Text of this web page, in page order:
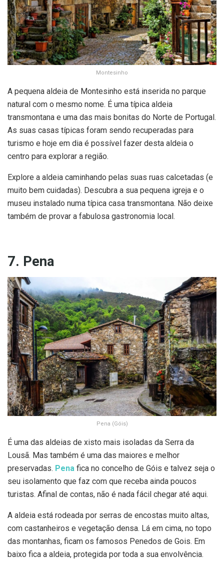
Montesinho
A pequena aldeia de Montesinho está inserida no parque
natural com o mesmo nome. É uma típica aldeia
transmontana e uma das mais bonitas do Norte de Portugal.
As suas casas típicas foram sendo recuperadas para
turismo e hoje em dia é possível fazer desta aldeia o
centro para explorar a região.
Explore a aldeia caminhando pelas suas ruas calcetadas (e
muito bem cuidadas). Descubra a sua pequena igreja e o
museu instalado numa típica casa transmontana. Não deixe
também de provar a fabulosa gastronomia local.
7. Pena
Pena (Góis)
É uma das aldeias de xisto mais isoladas da Serra da
Lousã. Mas também é uma das maiores e melhor
preservadas. Pena fica no concelho de Góis e talvez seja o
seu isolamento que faz com que receba ainda poucos
turistas. Afinal de contas, não é nada fácil chegar até aqui.
A aldeia está rodeada por serras de encostas muito altas,
com castanheiros e vegetação densa. Lá em cima, no topo
das montanhas, ficam os famosos Penedos de Gois. Em
baixo fica a aldeia, protegida por toda a sua envolvência.